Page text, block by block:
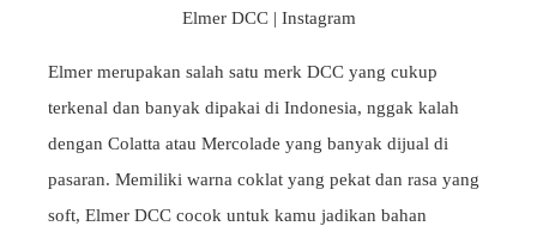
Elmer DCC | Instagram
Elmer merupakan salah satu merk DCC yang cukup
terkenal dan banyak dipakai di Indonesia, nggak kalah
dengan Colatta atau Mercolade yang banyak dijual di
pasaran. Memiliki warna coklat yang pekat dan rasa yang
soft, Elmer DCC cocok untuk kamu jadikan bahan